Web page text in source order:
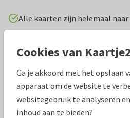
Alle kaarten zijn helemaal naar
Vakantiekaarten Paperhugs -
Specificaties bij deze kaart
Papiersoort: Kies uit 6 luxe
Cookies van
Ga je akkoord met het opslaan
apparaat om de website te
websitegebruik te analyseren
inhoud aan te bieden?